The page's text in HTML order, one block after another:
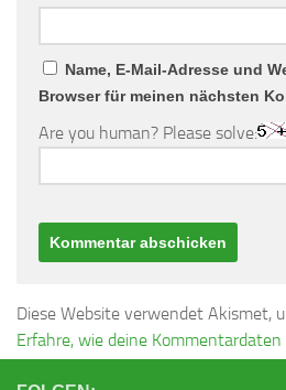
Name, E-Mail-Adresse und
Browser für meinen nächsten
Are you human? Please solve:
Diese Website verwendet Akismet,
Erfahre, wie deine